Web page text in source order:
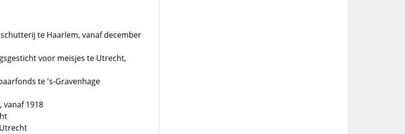
te Haarlem, vanaf december
voor meisjes te Utrecht,
te 's-Gravenhage
1918